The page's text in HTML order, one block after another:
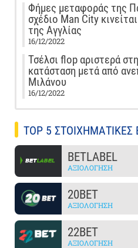
Φήμες μεταφοράς της
σχέδιο Man City
της Αγγλίας
16/12/2022
Τσέλσι flop αριστερά
κατάσταση μετά από
Μιλάνου
16/12/2022
TOP 5 ΣΤΟΙΧΗΜΑΤΙΚΕΣ
BETLABEL
ΑΞΙΟΛΌΓΗΣΗ
20BET
ΑΞΙΟΛΌΓΗΣΗ
22BET
ΑΞΙΟΛΌΓΗΣΗ